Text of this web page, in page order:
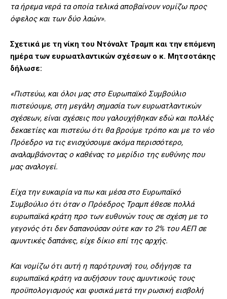
τα ήρεμα νερά τα οποία τελικά αποβαίνουν νομίζω προς
όφελος και των δύο λαών».
Σχετικά με τη νίκη του Ντόναλτ Τραμπ και την επόμενη
ημέρα των ευρωατλαντικών σχέσεων ο κ. Μητσοτάκης
δήλωσε:
«Πιστεύω, και όλοι μας στο Ευρωπαϊκό Συμβούλιο
πιστεύουμε, στη μεγάλη σημασία των ευρωατλαντικών
σχέσεων, είναι σχέσεις που γαλουχήθηκαν εδώ και πολλές
δεκαετίες και πιστεύω ότι θα βρούμε τρόπο και με το νέο
Πρόεδρο να τις ενισχύσουμε ακόμα περισσότερο,
αναλαμβάνοντας ο καθένας το μερίδιο της ευθύνης που
μας αναλογεί.
Είχα την ευκαιρία να πω και μέσα στο Ευρωπαϊκό
Συμβούλιο ότι όταν ο Πρόεδρος Τραμπ έθεσε πολλά
ευρωπαϊκά κράτη προ των ευθυνών τους σε σχέση με το
γεγονός ότι δεν δαπανούσαν ούτε καν το 2% του ΑΕΠ σε
αμυντικές δαπάνες, είχε δίκιο επί της αρχής.
Και νομίζω ότι αυτή η παρότρυνσή του, οδήγησε τα
ευρωπαϊκά κράτη να αυξήσουν τους αμυντικούς τους
προϋπολογισμούς και φυσικά μετά την ρωσική εισβολή